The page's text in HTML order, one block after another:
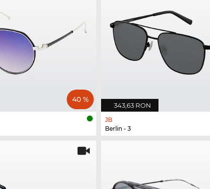
40 %
343,63 RON
JB
Berlin - 3